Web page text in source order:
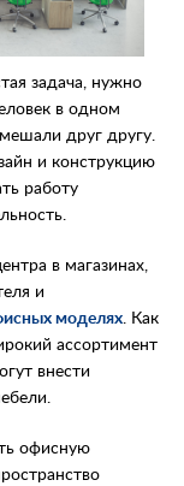
задача, нужно
в одном
друг другу.
и конструкцию
работу
в магазинах,
и
моделях . Как
ассортимент
внести
офисную